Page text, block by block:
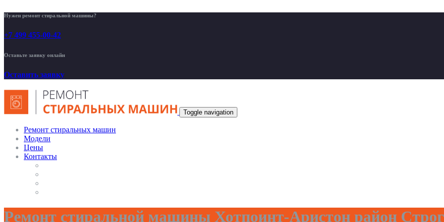
Нужен ремонт стиральной машины?
+7 499 455-00-42
Оставьте заявку онлайн
Оставить заявку
Toggle navigation
Ремонт стиральных машин
Модели
Цены
Контакты
Ремонт стиральной машины Хотпоинт-Аристон район